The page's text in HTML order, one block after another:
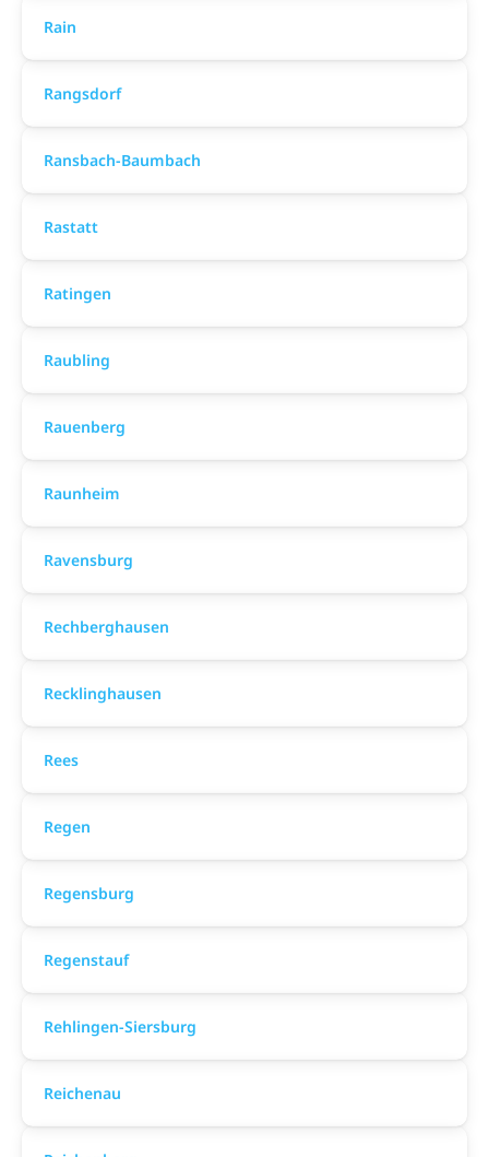
Rain
Rangsdorf
Ransbach-Baumbach
Rastatt
Ratingen
Raubling
Rauenberg
Raunheim
Ravensburg
Rechberghausen
Recklinghausen
Rees
Regen
Regensburg
Regenstauf
Rehlingen-Siersburg
Reichenau